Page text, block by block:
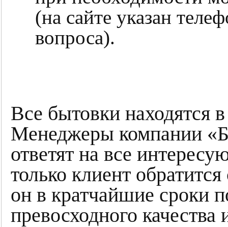
(на сайте указан
вопроса).
Все бытовки находятся
Менеджеры компании
ответят на все
только клиент
он в кратчайшие сроки
превосходного